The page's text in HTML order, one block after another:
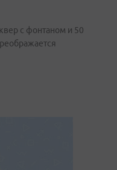
с фонтаном и 50